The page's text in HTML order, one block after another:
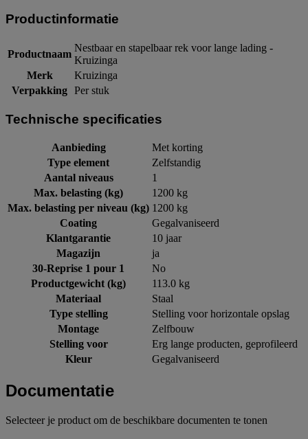
Productinformatie
Productnaam
Nestbaar en stapelbaar rek voor lange lading -
Kruizinga
Merk
Kruizinga
Verpakking Per stuk
Technische specificaties
Aanbieding
Met korting
Type element
Zelfstandig
Aantal niveaus
1
Max. belasting (kg)
1200 kg
Max. belasting per niveau (kg) 1200 kg
Coating
Gegalvaniseerd
Klantgarantie
10 jaar
Magazijn
ja
30-Reprise 1 pour 1
No
Productgewicht (kg)
113.0 kg
Materiaal
Staal
Type stelling
Stelling voor horizontale opslag
Montage
Zelfbouw
Stelling voor
Erg lange producten, geprofileerd
Kleur
Gegalvaniseerd
Documentatie
Selecteer je product om de beschikbare documenten te tonen